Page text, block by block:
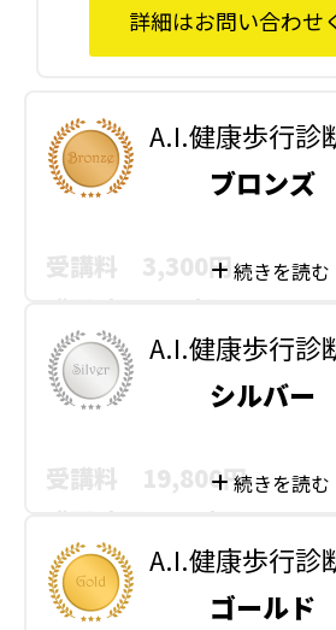
詳細はお問い合わせ
A.I.健康歩行診
ブロンズ
受講料 3,300円
講習時間 2時間
テスト受験料・用具代金
・テスト受験 2,200円
テスト実施月：11月／1月／4月／
ブロンズは、趣味や知識として学
ログラムです。
A.I.健康歩行診
シルバー
受講料 19,800円
講習時間 20時間
テスト受験料・用具代金
A.I.健康歩行診
ゴールド